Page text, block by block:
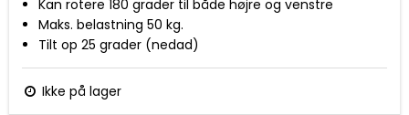
Kan rotere 180 grader til både højre og venstre
Maks. belastning 50 kg.
Tilt op 25 grader (nedad)
Fra VESA 200x200 til 400x400
Kan også monteres både på skrå vægge vha.
vippemonteringsbeslaget
Ikke på lager